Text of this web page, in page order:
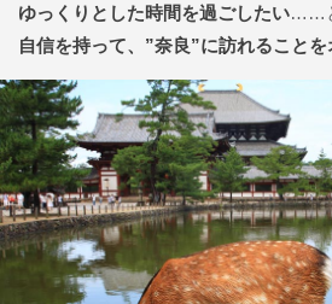
ゆっくりとした時間を過ごしたい……
自信を持って、”奈良”に訪れることを